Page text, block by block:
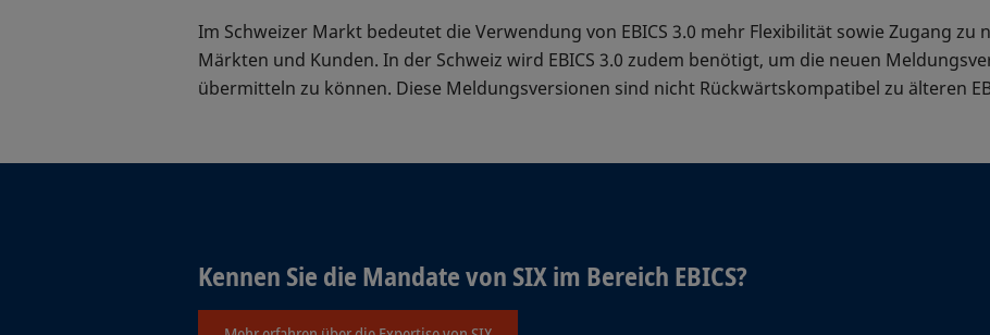
Im Schweizer Markt bedeutet die Verwendung von EBICS 3.0 mehr Flexibilität sowie Zugang
Märkten und Kunden. In der Schweiz wird EBICS 3.0 zudem benötigt, um die neuen
übermitteln zu können. Diese Meldungsversionen sind nicht Rückwärtskompatibel zu älteren
Kennen Sie die Mandate von SIX im Bereich EBICS?